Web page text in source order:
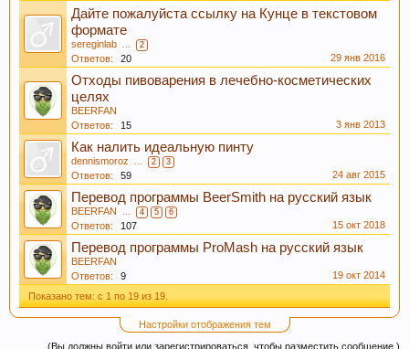
будут предложены подходящие разделы, в
которых Вы сможете задать свой вопрос, либо
найти ответ на него, если такой вопрос уже
поднимался на обсуждение.
Уважаемые пивовары, при прочтении
информации на форуме (оставленной другими
форумчанами) с давними датами, просьба не
принимать советы, как четкую инструкцию, т.к.
описывается чей-то личный опыт, и зачастую
эти пивовары в дальнейшем осознав
неверность таких методов делают все по
другом. Так что принимайте это просто, как
Дайте пожалуйста ссылку на Кунце в текстовом
формате
sereginlab ... 2
Ответов: 20 29 янв 2016
Отходы пивоварения в лечебно-косметических
целях
BEERFAN
Ответов:
15 3 янв 2013
Как налить идеальную пинту
dennismoroz ... 2 3
Ответов: 59 24 авг 2015
Перевод программы BeerSmith на русский язык
BEERFAN ... 4 5 6
Ответов: 107 15 окт 2018
Перевод программы ProMash на русский язык
BEERFAN
Ответов:
9
19 окт 2014
Показано тем: с 1 по 19 из 19.
Настройки отображения тем
(Вы должны войти или зарегистрироваться, чтобы разместить сообщение.)